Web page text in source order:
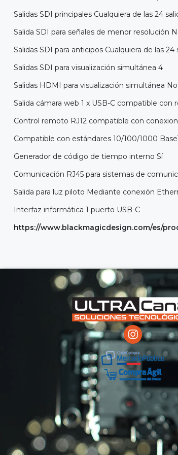
Salidas SDI principales Cualquiera de las 24
Salida SDI para señales de menor resolución
Salidas SDI para anticipos Cualquiera de las 24
Salidas SDI para visualización simultánea 4
Salidas HDMI para visualización simultánea
Salida cámara web 1 x USB-C compatible
Control remoto RJ12 compatible con
Compatible con estándares 10/100/1000
Generador de código de tiempo interno Sí
Comunicación RJ45 para sistemas de
Salida para luz piloto Mediante conexión
Interfaz informática 1 puerto USB-C
https://www.blackmagicdesign.com/es/